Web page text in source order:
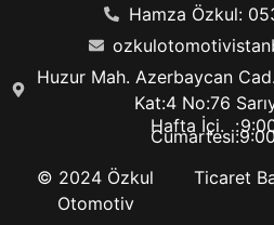
Hamza Özkul:
Huzur Mah. Azerbaycan
Kat:4 No:76
Hafta İçi. :
Cumartesi:
© 2024 Özkul
Otomotiv
Ticaret